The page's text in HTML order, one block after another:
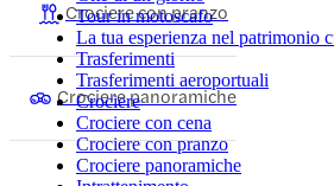
Tour in motoscafo
La tua esperienza nel patrimonio
Trasferimenti
Trasferimenti aeroportuali
Crociere
Crociere con cena
Crociere con pranzo
Crociere panoramiche
Crociere con pranzo
Crociere panoramiche